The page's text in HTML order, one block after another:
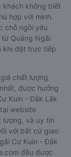
khách không biết
hợp với mình.
chỗ ngồi yêu
Quảng Ngãi
khi đặt trực tiếp
chất lượng
được hưởng
Kuin - Đắk Lắk
website
lượng, và uy tín
với bất cứ giao
Cư Kuin - Đắk
đều được